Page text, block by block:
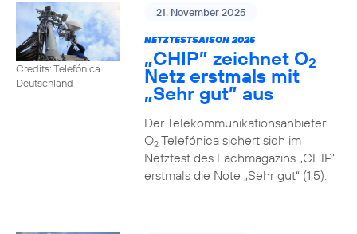
Credits: Telefónica
Deutschland
21. November 2025
NETZTESTSAISON 2025
„CHIP” zeichnet O2
Netz erstmals mit
„Sehr gut” aus
Der Telekommunikationsanbieter
O2Telefónica sichert sich im
Netztest des Fachmagazins „CHIP”
erstmals die Note „Sehr gut“ (1,5).